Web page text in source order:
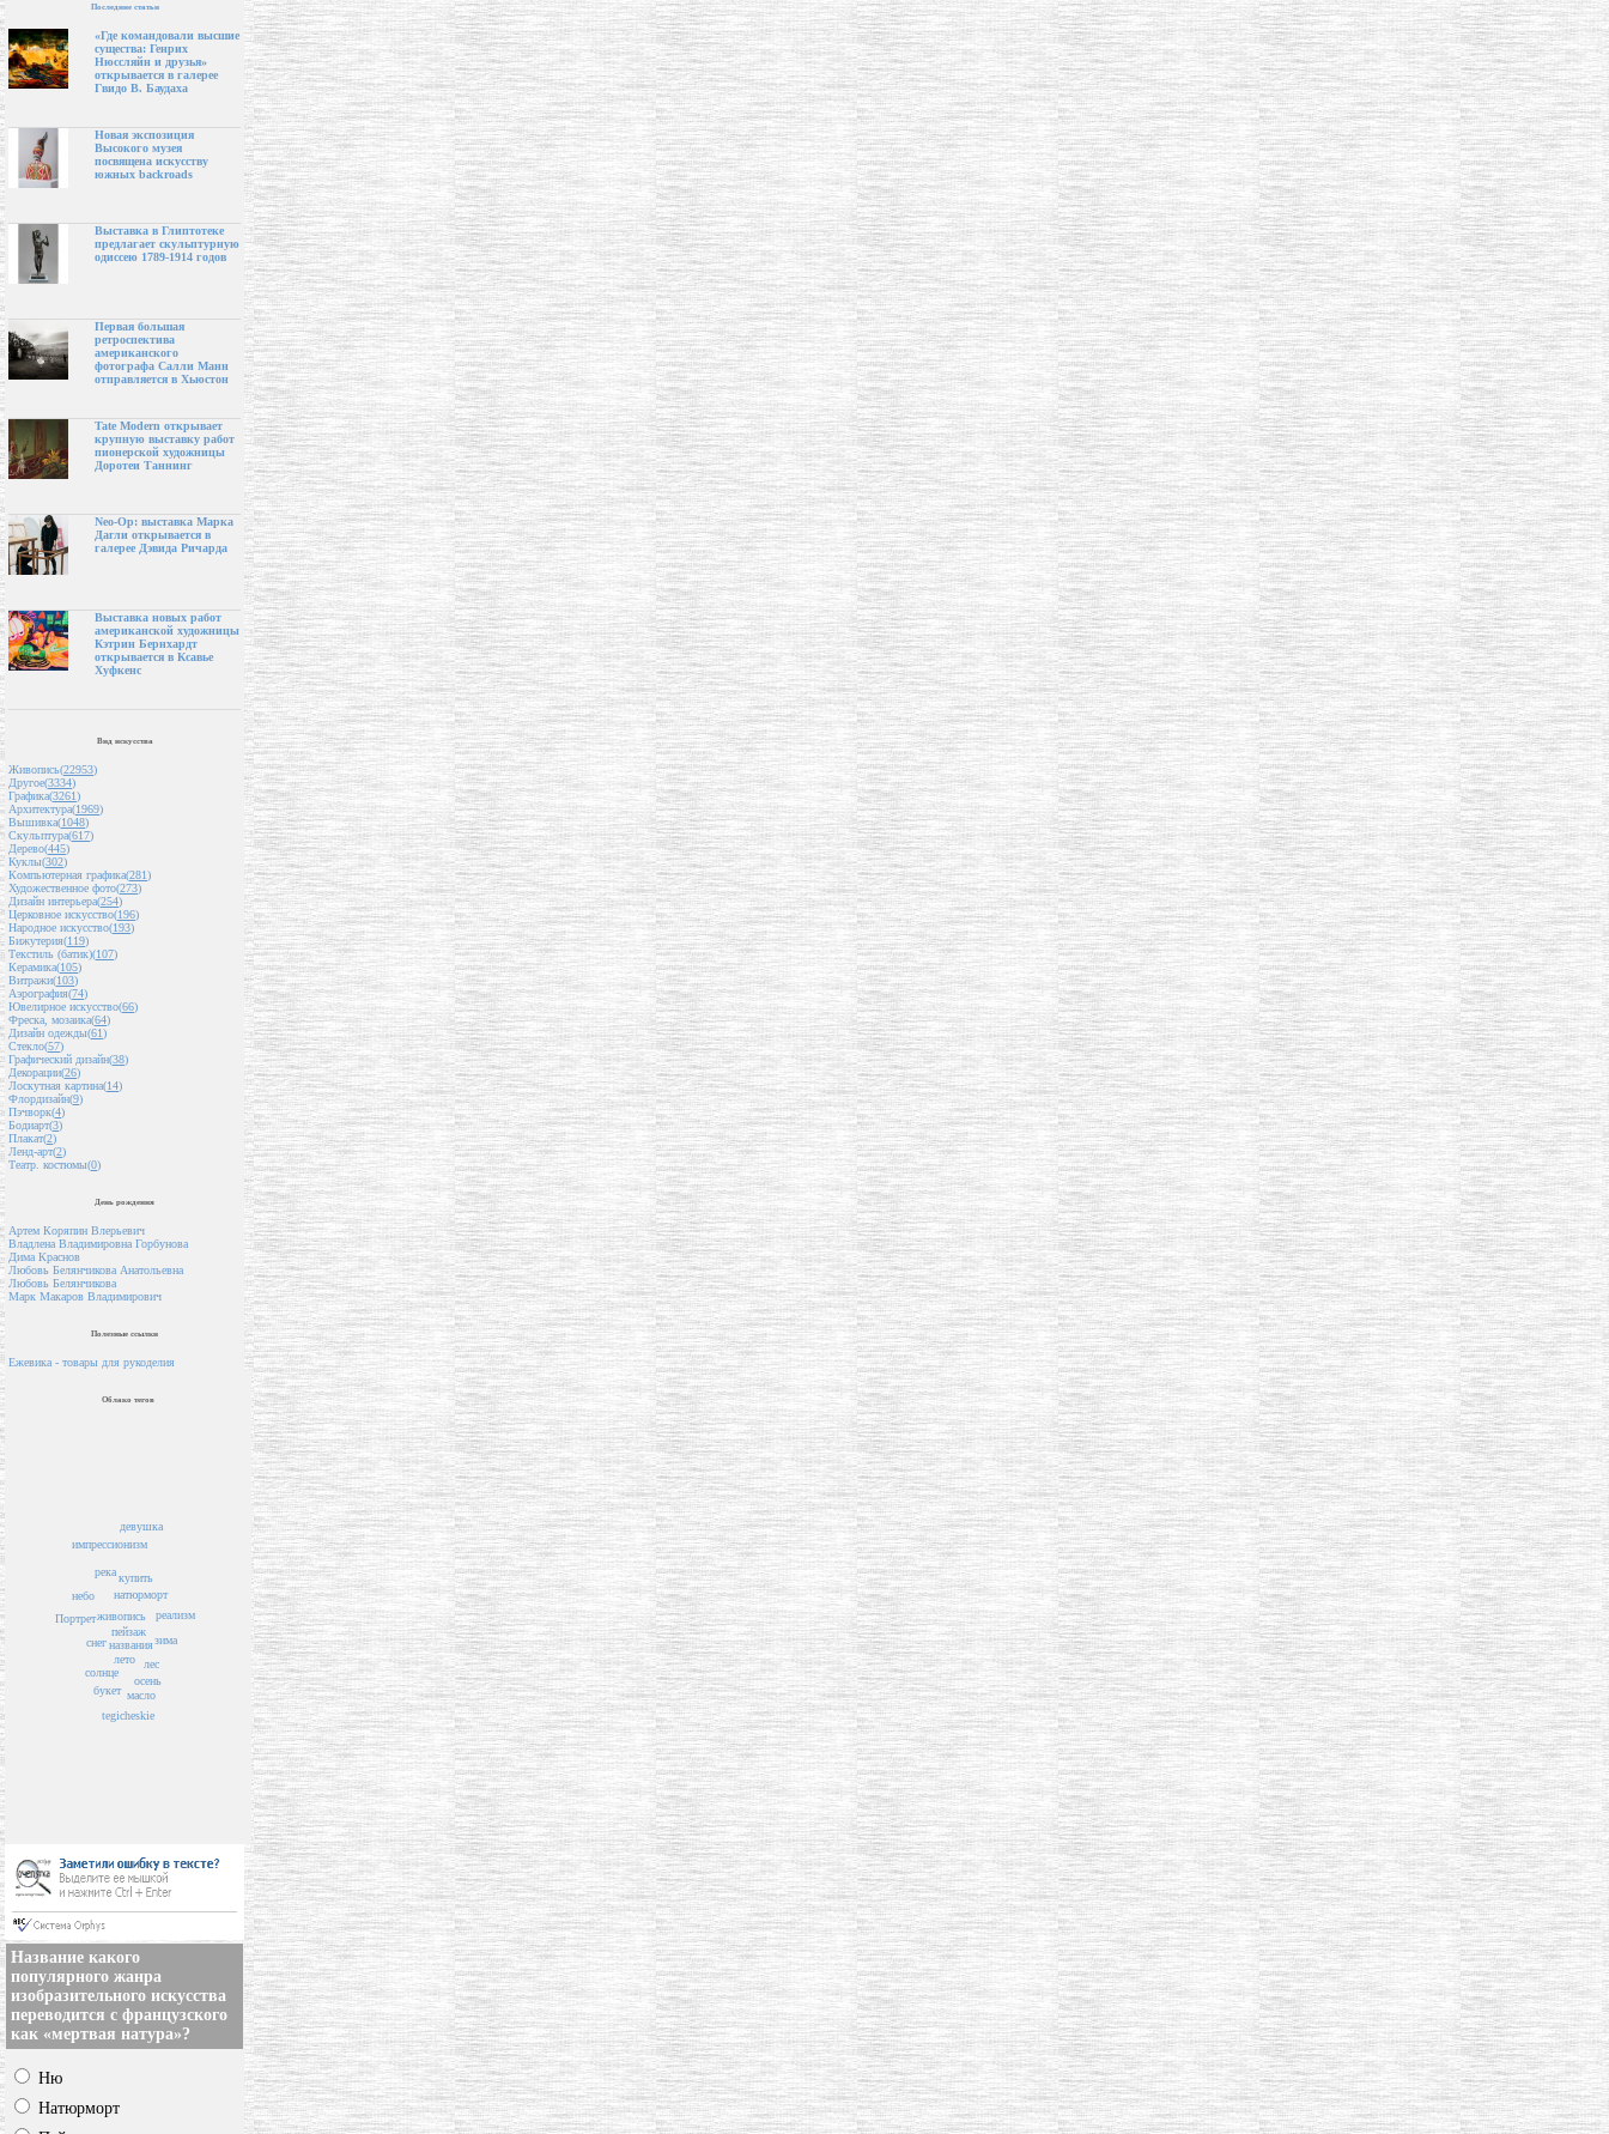
Последние статьи
«Где командовали высшие
существа: Генрих
Нюссляйн и друзья»
открывается в галерее
Гвидо В. Баудаха
Новая экспозиция
Высокого музея
посвящена искусству
южных backroads
Выставка в Глиптотеке
предлагает скульптурную
одиссею 1789-1914 годов
Первая большая
ретроспектива
американского
фотографа Салли Манн
отправляется в Хьюстон
Tate Modern открывает
крупную выставку работ
пионерской художницы
Доротеи Таннинг
Neo-Op: выставка Марка
Дагли открывается в
галерее Дэвида Ричарда
Выставка новых работ
американской художницы
Кэтрин Бернхардт
открывается в Ксавье
Хуфкенс
Вид искусства
Живопись(22953)
Другое(3334)
Графика(3261)
Архитектура(1969)
Вышивка(1048)
Скульптура(617)
Дерево(445)
Куклы(302)
Компьютерная графика(281)
Художественное фото(273)
Дизайн интерьера(254)
Церковное искусство(196)
Народное искусство(193)
Бижутерия(119)
Текстиль (батик)(107)
Керамика(105)
Витражи(103)
Аэрография(74)
Ювелирное искусство(66)
Фреска, мозаика(64)
Дизайн одежды(61)
Стекло(57)
Графический дизайн(38)
Декорации(26)
Лоскутная картина(14)
Флордизайн(9)
Пэчворк(4)
Бодиарт(3)
Плакат(2)
Ленд-арт(2)
Театр. костюмы(0)
День рождения
Артем Коряпин Влерьевич
Владлена Владимировна Горбунова
Дима Краснов
Любовь Белянчикова Анатольевна
Любовь Белянчикова
Марк Макаров Владимирович
Полезные ссылки
Ежевика - товары для рукоделия
Облако тегов
пейзаж
названия
живопись
лето
натюрморт
купить
солнце
лес
зима
осень
букет масло
река
снег
tegicheskie
реализм
небо
импрессионизм
Портрет
девушка
Название какого
популярного жанра
изобразительного искусства
переводится с французского
как «мертвая натура»?
Ню
Натюрморт